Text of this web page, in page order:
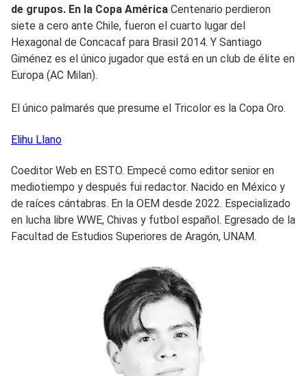
de grupos. En la Copa América Centenario perdieron
siete a cero ante Chile, fueron el cuarto lugar del
Hexagonal de Concacaf para Brasil 2014. Y Santiago
Giménez es el único jugador que está en un club de élite en
Europa (AC Milan).
El único palmarés que presume el Tricolor es la Copa Oro.
Elihu Llano
Coeditor Web en ESTO. Empecé como editor senior en
mediotiempo y después fui redactor. Nacido en México y
de raíces cántabras. En la OEM desde 2022. Especializado
en lucha libre WWE, Chivas y futbol español. Egresado de la
Facultad de Estudios Superiores de Aragón, UNAM.